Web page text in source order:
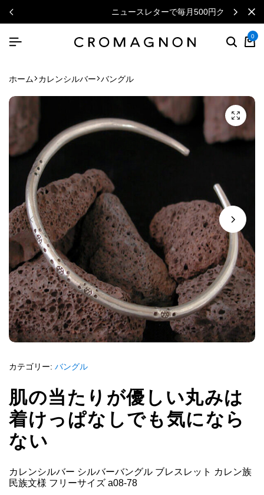
ニュースレターで毎月500円クーポン
0
ホーム カレンシルバー バングル
カテゴリー: バングル
肌の当たりが優しい丸みは
着けっぱなしでも気になら
ない
カレンシルバー シルバーバングル ブレスレット カレン族
民族文様 フリーサイズ a08-78